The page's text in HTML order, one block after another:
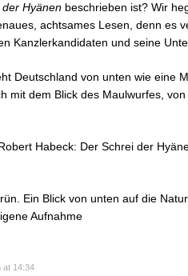
der Hyänen beschrieben ist? Wir
achtsames Lesen, denn es
Kanzlerkandidaten und seine
Deutschland von unten wie eine
mit dem Blick des Maulwurfes,
Habeck: Der Schrei der
Ein Blick von unten auf die
Aufnahme
at 14:34